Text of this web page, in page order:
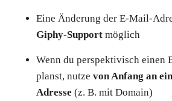
Eine Änderung der E-Mail-
Giphy-Support möglich
Wenn du perspektivisch einen
planst, nutze von Anfang an
Adresse (z. B. mit Domain)